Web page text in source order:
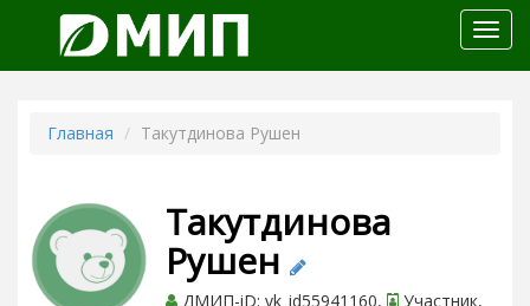
меню
Главная Такутдинова Рушен
Такутдинова
Рушен
ДМИП-iD: vk_id55941160, Участник,